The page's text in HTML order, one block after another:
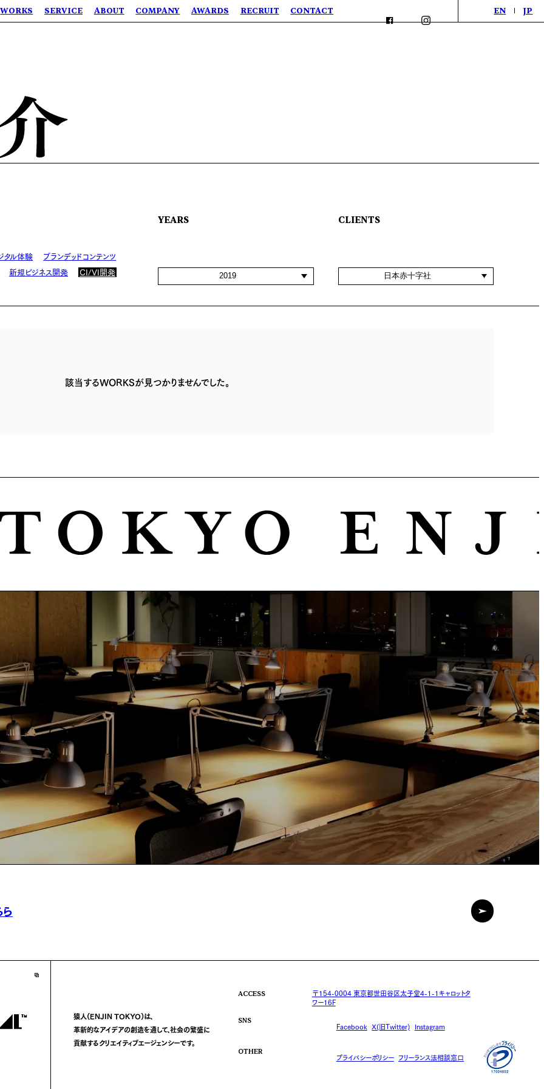
WORKS SERVICE ABOUT COMPANY AWARDS RECRUIT CONTACT EN JP
タル体験
ブランデッドコンテンツ
新規ビジネス開発 CI/VI開発
YEARS
2019
CLIENTS
日本赤十字社
該当するWORKSが見つかりませんでした。
猿人(ENJIN TOKYO)は、
革新的なアイデアの創造を通して、社会の繁盛に
貢献するクリエイティブエージェンシーです。
ACCESS 〒154-0004東京都世田谷区太子堂4-1-1キャロットタ
ワー16F
SNS
Facebook X(旧Twitter) Instagram
OTHER
プライバシーポリシー フリーランス法相談窓口